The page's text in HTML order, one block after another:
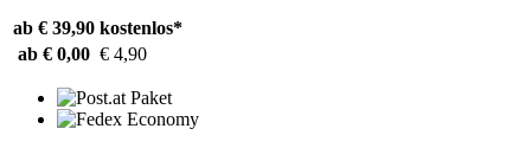
ab € 39,90 kostenlos*
ab € 0,00 € 4,90